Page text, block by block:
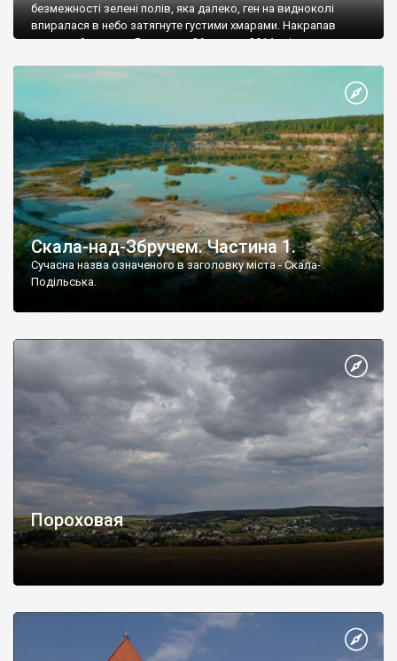
безмежності зелені полів, яка далеко, ген на видноколі
впиралася в небо затягнуте густими хмарами. Накрапав
легенький дощик… Був ранок 26 червня 2014 р. і ми вперше в
Москалівка та Плиска.
Скала-над-Збручем. Частина 1.
Сучасна назва означеного в заголовку міста - Скала-
Подільська.
Пороховая